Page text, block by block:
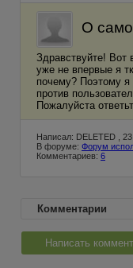
О
Здравствуйте! Вот
уже не впервые я
почему? Поэтому я
против
Пожалуйста
Написал: DELETED ,
В форуме: Форум
Комментариев: 6
Комментарии
Написать